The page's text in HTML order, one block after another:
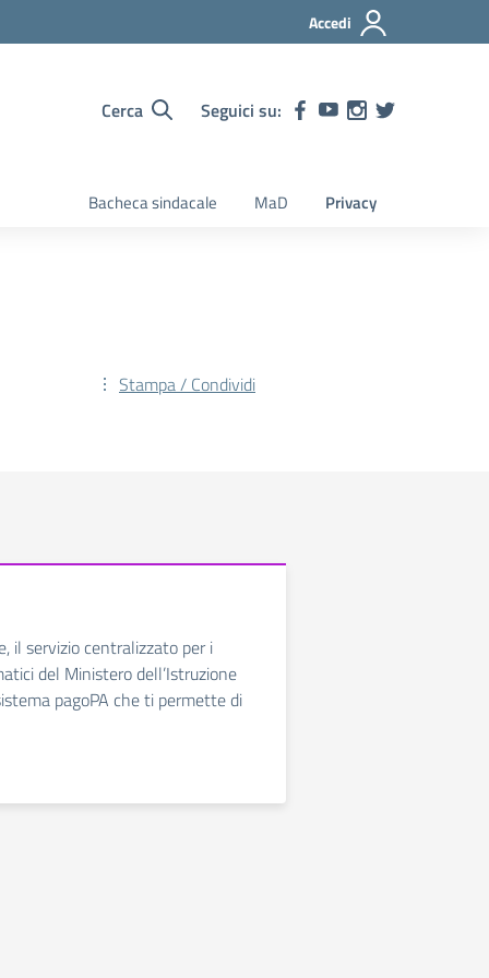
Accedi
Cerca Seguici su:
Bacheca sindacale MaD Privacy
Stampa / Condividi
il servizio centralizzato per i
del Ministero dell’Istruzione
pagoPA che ti permette di